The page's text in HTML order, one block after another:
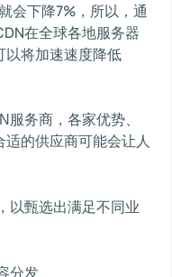
会下降7%，所以，通
在全球各地服务器
以将加速速度降低
服务商，各家优势、
的供应商可能会让人
以甄选出满足不同业
分发